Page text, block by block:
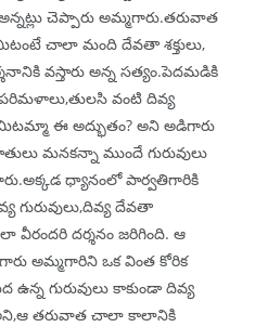
చెప్పారు అమ్మగారు.తరువాత
చాలా మంది దేవతా శక్తులు,
వస్తారు అన్న సత్యం.పెదమడికి
వంటి దివ్య
ఈ అద్భుతం? అని అడిగారు
మనకన్నా ముందే గురువులు
ధ్యానంలో పార్వతిగారికి
గురువులు,దివ్య దేవతా
వీరందరి దర్శనం జరిగింది. ఆ
అమ్మగారిని ఒక వింత కోరిక
గురువులు కాకుండా దివ్య
అని,ఆ తరువాత చాలా కాలానికి